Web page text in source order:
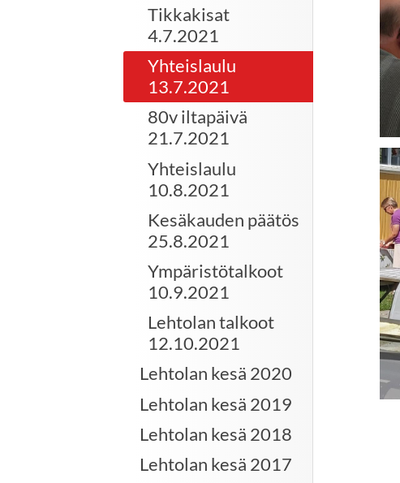
Tikkakisat
4.7.2021
Yhteislaulu
13.7.2021
80v iltapäivä
21.7.2021
Yhteislaulu
10.8.2021
Kesäkauden päätös
25.8.2021
Ympäristötalkoot
10.9.2021
Lehtolan talkoot
12.10.2021
Lehtolan kesä 2020
Lehtolan kesä 2019
Lehtolan kesä 2018
Lehtolan kesä 2017